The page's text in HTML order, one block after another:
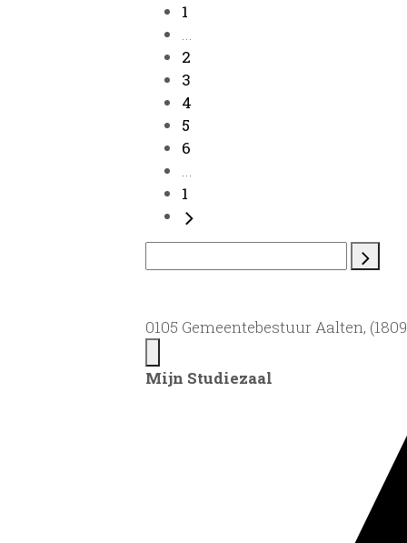
1
...
2
3
4
5
6
...
1
0105 Gemeentebestuur Aalten,
Mijn Studiezaal